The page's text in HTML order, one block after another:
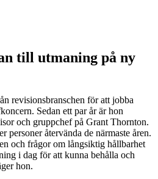
till utmaning på ny
revisionsbranschen för att jobba
Sedan ett par år är hon
och gruppchef på Grant Thornton.
personer återvända de närmaste åren.
och frågor om långsiktig hållbarhet
i dag för att kunna behålla och
hon.